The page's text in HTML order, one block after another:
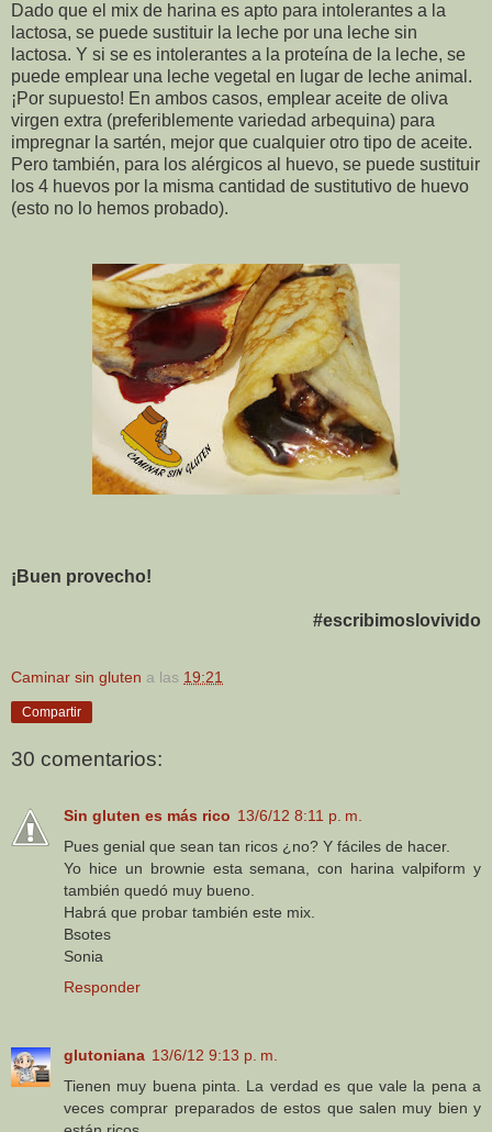
Dado que el mix de harina es apto para intolerantes a la
lactosa, se puede sustituir la leche por una leche sin
lactosa. Y si se es intolerantes a la proteína de la leche, se
puede emplear una leche vegetal en lugar de leche animal.
¡Por supuesto! En ambos casos, emplear aceite de oliva
virgen extra (preferiblemente variedad arbequina) para
impregnar la sartén, mejor que cualquier otro tipo de aceite.
Pero también, para los alérgicos al huevo, se puede sustituir
los 4 huevos por la misma cantidad de sustitutivo de huevo
(esto no lo hemos probado).
¡Buen provecho!
#escribimoslovivido
Caminar sin gluten a las 19:21
Compartir
30 comentarios:
Sin gluten es más rico 13/6/12 8:11 p. m.
Pues genial que sean tan ricos ¿no? Y fáciles de hacer.
Yo hice un brownie esta semana, con harina valpiform y
también quedó muy bueno.
Habrá que probar también este mix.
Bsotes
Sonia
Responder
glutoniana 13/6/12 9:13 p. m.
Tienen muy buena pinta. La verdad es que vale la pena a
veces comprar preparados de estos que salen muy bien y